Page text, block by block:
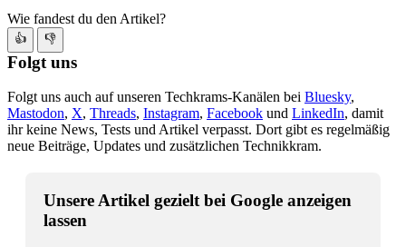
Wie fandest du den Artikel?
👍 👎
Folgt uns
Folgt uns auch auf unseren Techkrams-Kanälen bei Bluesky,
Mastodon, X, Threads, Instagram, Facebook und LinkedIn, damit
ihr keine News, Tests und Artikel verpasst. Dort gibt es regelmäßig
neue Beiträge, Updates und zusätzlichen Technikkram.
Unsere Artikel gezielt bei Google anzeigen
lassen